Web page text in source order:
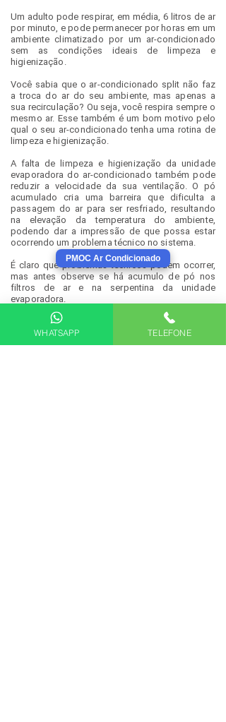
Um adulto pode respirar, em média, 6 litros de ar
por minuto, e pode permanecer por horas em um
ambiente climatizado por um ar-condicionado
sem as condições ideais de limpeza e
higienização. ​
Você sabia que o ar-condicionado split não faz
a troca do ar do seu ambiente, mas apenas a
sua recirculação? Ou seja, você respira sempre o
mesmo ar. Esse também é um bom motivo pelo
qual o seu ar-condicionado tenha uma rotina de
limpeza e higienização.
A falta de limpeza e higienização da unidade
evaporadora do ar-condicionado também pode
reduzir a velocidade da sua ventilação. O pó
acumulado cria uma barreira que dificulta a
passagem do ar para ser resfriado, resultando
na elevação da temperatura do ambiente,
podendo dar a impressão de que possa estar
ocorrendo um problema técnico no sistema. ​
É claro que problemas técnicos podem ocorrer,
mas antes observe se há acumulo de pó nos
filtros de ar e na serpentina da unidade
evaporadora.
Ligue para agendar a nossa manutenção para a
limpeza e a higienização do ar-condicionado do
bairro Tatuapé e Anália Franco, São Paulo.
WHATSAPP TELEFONE
PMOC Ar Condicionado